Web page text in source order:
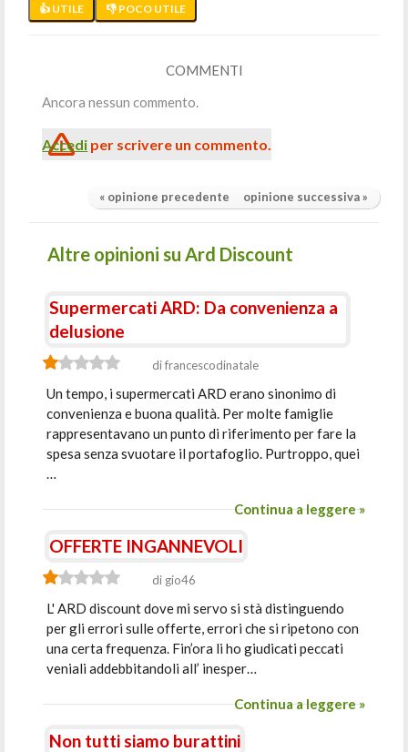
👍 UTILE 👎 POCO UTILE
COMMENTI
Ancora nessun commento.
Accedi per scrivere un commento.
« opinione precedente opinione successiva »
Altre opinioni su Ard Discount
Supermercati ARD: Da convenienza a
delusione
di francescodinatale
Un tempo, i supermercati ARD erano sinonimo di
convenienza e buona qualità. Per molte famiglie
rappresentavano un punto di riferimento per fare la
spesa senza svuotare il portafoglio. Purtroppo, quei
…
Continua a leggere »
OFFERTE INGANNEVOLI
di gio46
L' ARD discount dove mi servo si stà distinguendo
per gli errori sulle offerte, errori che si ripetono con
una certa frequenza. Fin’ora li ho giudicati peccati
veniali addebbitandoli all’ inesper…
Continua a leggere »
Non tutti siamo burattini